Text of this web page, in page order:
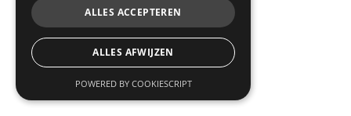
ALLES ACCEPTEREN
ALLES AFWIJZEN
POWERED BY COOKIESCRIPT